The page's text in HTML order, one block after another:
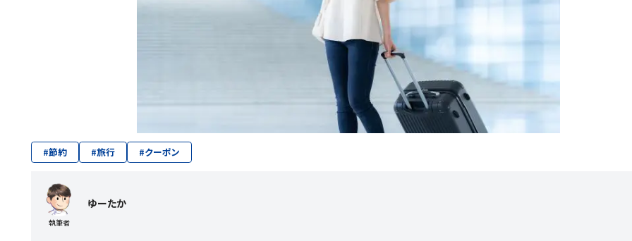
#節約 #旅行 #クーポン
執筆者
ゆーたか